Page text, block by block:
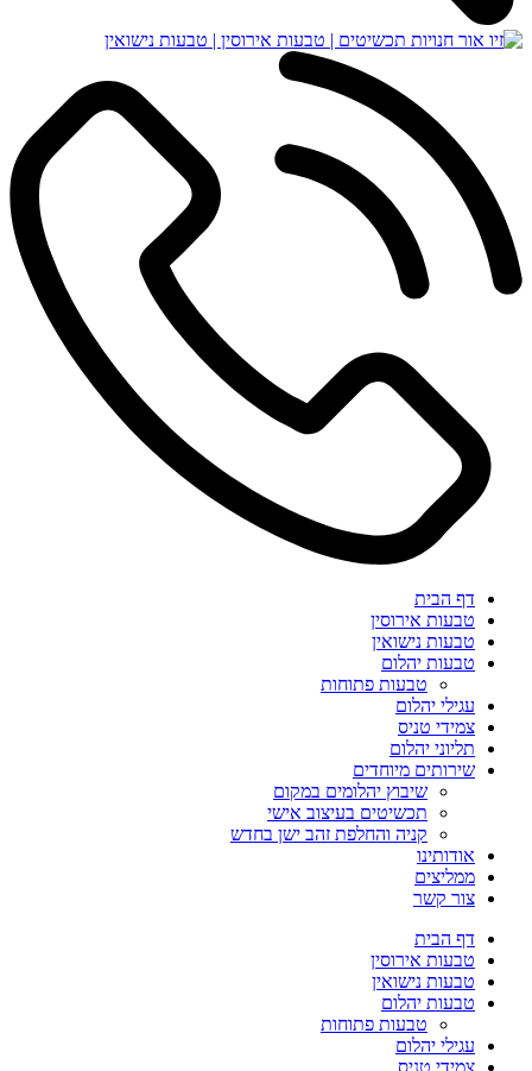
דף הבית
טבעות אירוסין
טבעות נישואין
טבעות יהלום
טבעות פתוחות
עגילי יהלום
צמידי טניס
תליוני יהלום
שירותים מיוחדים
שיבוץ יהלומים במקום
תכשיטים בעיצוב אישי
קניה והחלפת זהב ישן בחדש
אודותינו
ממליצים
צור קשר
דף הבית
טבעות אירוסין
טבעות נישואין
טבעות יהלום
טבעות פתוחות
עגילי יהלום
צמידי טניס